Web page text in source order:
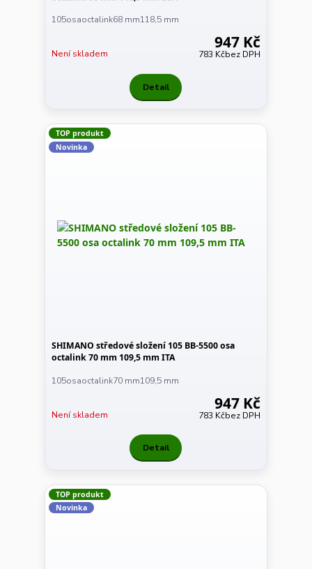
105osaoctalink68 mm118,5 mm
947 Kč
783 Kčbez DPH
Není skladem
Detail
TOP produkt
Novinka
SHIMANO středové složení 105 BB-5500 osa
octalink 70 mm 109,5 mm ITA
105osaoctalink70 mm109,5 mm
947 Kč
783 Kčbez DPH
Není skladem
Detail
TOP produkt
Novinka